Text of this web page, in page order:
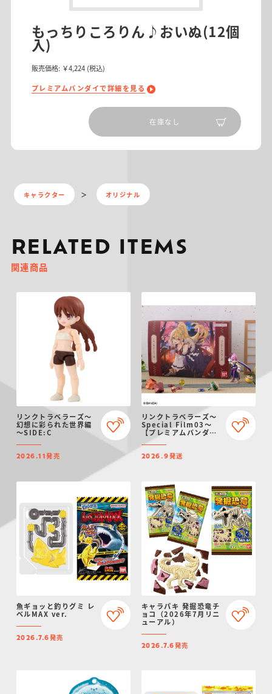
もっちりころりん♪おいぬ(12個
入)
販売価格: ￥4,224 (税込)
プレミアムバンダイで詳細を見る
在庫なし
キャラクター オリジナル
RELATED ITEMS
関連商品
リンクトラベラーズ～
幻想に彩られた世界編
～SIDE:C
2026.11発売
リンクトラベラーズ～
Special Film03～
【プレミアムバンダイ
2026.9発送
魚ギョッと釣りグミ レ
ベルMAX ver.
2026.7.6発売
キャラパキ 発掘恐竜チ
ョコ（2026年7月リニ
ューアル）
2026.7.6発売